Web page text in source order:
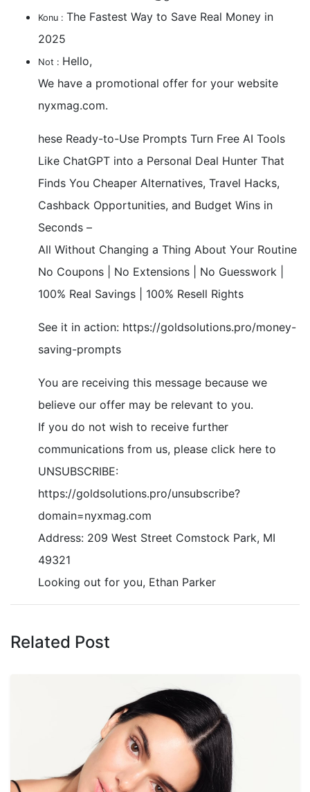
Konu : The Fastest Way to Save Real Money in
2025
Not : Hello,
We have a promotional offer for your website
nyxmag.com.
hese Ready-to-Use Prompts Turn Free AI Tools
Like ChatGPT into a Personal Deal Hunter That
Finds You Cheaper Alternatives, Travel Hacks,
Cashback Opportunities, and Budget Wins in
Seconds –
All Without Changing a Thing About Your Routine
No Coupons | No Extensions | No Guesswork |
100% Real Savings | 100% Resell Rights
See it in action: https://goldsolutions.pro/money-
saving-prompts
You are receiving this message because we
believe our offer may be relevant to you.
If you do not wish to receive further
communications from us, please click here to
UNSUBSCRIBE:
https://goldsolutions.pro/unsubscribe?
domain=nyxmag.com
Address: 209 West Street Comstock Park, MI
49321
Looking out for you, Ethan Parker
Related Post